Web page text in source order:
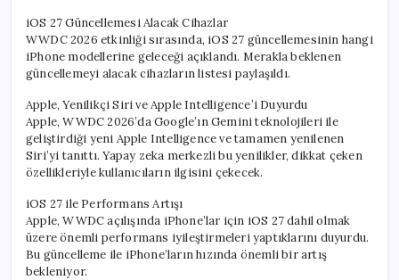
iOS 27 Güncellemesi Alacak Cihazlar
WWDC 2026 etkinliği sırasında, iOS 27 güncellemesinin hangi
iPhone modellerine geleceği açıklandı. Merakla beklenen
güncellemeyi alacak cihazların listesi paylaşıldı.
Apple, Yenilikçi Siri ve Apple Intelligence’i Duyurdu
Apple, WWDC 2026’da Google’ın Gemini teknolojileri ile
geliştirdiği yeni Apple Intelligence ve tamamen yenilenen
Siri’yi tanıttı. Yapay zeka merkezli bu yenilikler, dikkat çeken
özellikleriyle kullanıcıların ilgisini çekecek.
iOS 27 ile Performans Artışı
Apple, WWDC açılışında iPhone’lar için iOS 27 dahil olmak
üzere önemli performans iyileştirmeleri yaptıklarını duyurdu.
Bu güncelleme ile iPhone’ların hızında önemli bir artış
bekleniyor.